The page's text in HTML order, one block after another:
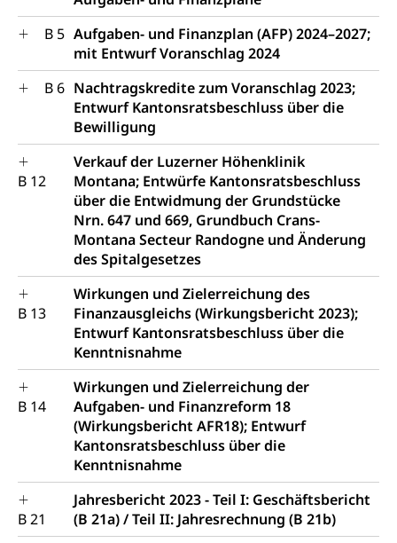
B 5 Aufgaben- und Finanzplan (AFP) 2024–2027;
mit Entwurf Voranschlag 2024
B 6 Nachtragskredite zum Voranschlag 2023;
Entwurf Kantonsratsbeschluss über die
Bewilligung
B 12
Verkauf der Luzerner Höhenklinik
Montana; Entwürfe Kantonsratsbeschluss
über die Entwidmung der Grundstücke
Nrn. 647 und 669, Grundbuch Crans-
Montana Secteur Randogne und Änderung
des Spitalgesetzes
B 13
Wirkungen und Zielerreichung des
Finanzausgleichs (Wirkungsbericht 2023);
Entwurf Kantonsratsbeschluss über die
Kenntnisnahme
B 14
Wirkungen und Zielerreichung der
Aufgaben- und Finanzreform 18
(Wirkungsbericht AFR18); Entwurf
Kantonsratsbeschluss über die
Kenntnisnahme
B 21
Jahresbericht 2023 - Teil I: Geschäftsbericht
(B 21a) / Teil II: Jahresrechnung (B 21b)